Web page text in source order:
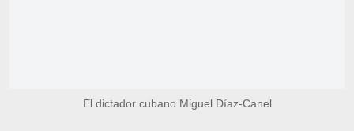
El dictador cubano Miguel Díaz-Canel